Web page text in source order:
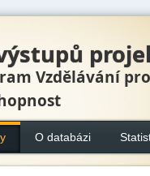
Vzdělávání pro
O databázi